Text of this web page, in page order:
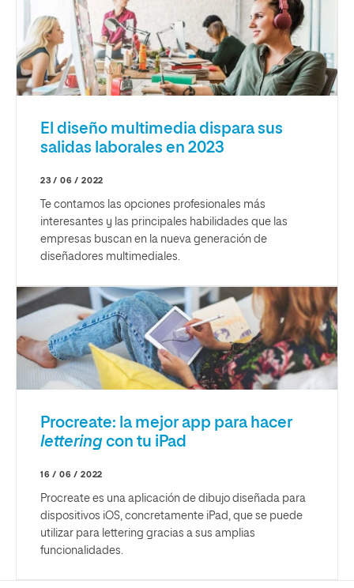
El diseño multimedia dispara sus
salidas laborales en 2023
23 / 06 / 2022
Te contamos las opciones profesionales más
interesantes y las principales habilidades que las
empresas buscan en la nueva generación de
diseñadores multimediales.
Procreate: la mejor app para hacer
letteringcon tu iPad
16 / 06 / 2022
Procreate es una aplicación de dibujo diseñada para
dispositivos iOS, concretamente iPad, que se puede
utilizar para lettering gracias a sus amplias
funcionalidades.